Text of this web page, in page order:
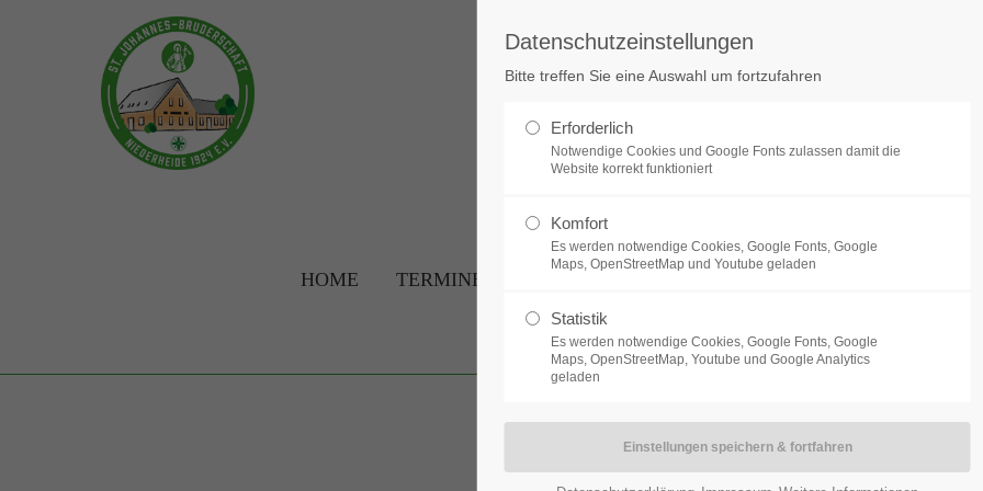
Login
Benutzername Lorem ipsum dolor sit amet:
/ 365days
We offer support for our customers
Mon - Fri 8:00am - 5:00pm
+44 1234 567 890
HOME TERMINE
Datenschutzeinstellungen
Bitte treffen Sie eine Auswahl um fortzufahren
Erforderlich
Notwendige Cookies und Google Fonts zulassen damit die
Website korrekt funktioniert
Komfort
Es werden notwendige Cookies, Google Fonts, Google
Maps, OpenStreetMap und Youtube geladen
Statistik
Es werden notwendige Cookies, Google Fonts, Google
Maps, OpenStreetMap, Youtube und Google Analytics
geladen